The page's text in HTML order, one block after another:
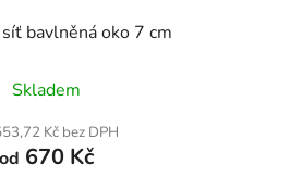
bavlněná oko 7 cm
Skladem
Kč bez DPH
od 670 Kč